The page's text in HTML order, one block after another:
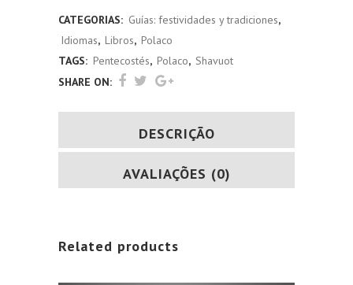
CATEGORIAS: Guías: festividades y tradiciones,
Idiomas, Libros, Polaco
TAGS: Pentecostés, Polaco, Shavuot
SHARE ON:
DESCRIÇÃO
AVALIAÇÕES (0)
Related products